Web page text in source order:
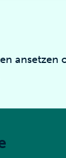
ansetzen